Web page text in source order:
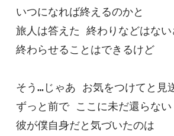
いつになれば終えるのかと
旅人は答えた 終わりなどはない
終わらせることはできるけど
そう…じゃあ お気をつけてと見
ずっと前で ここに未だ還らない
彼が僕自身だと気づいたのは